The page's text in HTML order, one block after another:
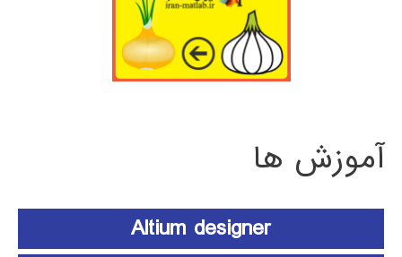
آموزش ها
Altium designer